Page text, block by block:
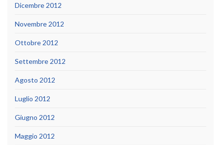
Dicembre 2012
Novembre 2012
Ottobre 2012
Settembre 2012
Agosto 2012
Luglio 2012
Giugno 2012
Maggio 2012